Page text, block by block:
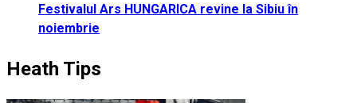
Festivalul Ars HUNGARICA revine la Sibiu în
noiembrie
Heath Tips